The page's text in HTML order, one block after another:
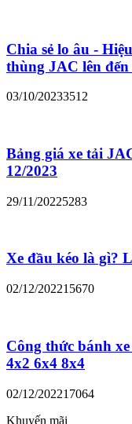
Chia sẻ lo âu -
thùng JAC lên
03/10/20233512
Bảng giá xe tải
12/2023
29/11/20225283
Xe đầu kéo là gì?
02/12/202215670
Công thức bánh
4x2 6x4 8x4
02/12/202217064
Khuyến mãi